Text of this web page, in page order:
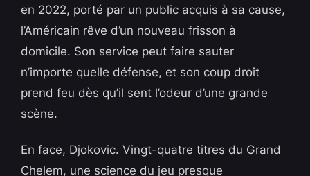
en 2022, porté par un public acquis à sa cause,
l’Américain rêve d’un nouveau frisson à
domicile. Son service peut faire sauter
n’importe quelle défense, et son coup droit
prend feu dès qu’il sent l’odeur d’une grande
scène.
En face, Djokovic. Vingt-quatre titres du Grand
Chelem, une science du jeu presque